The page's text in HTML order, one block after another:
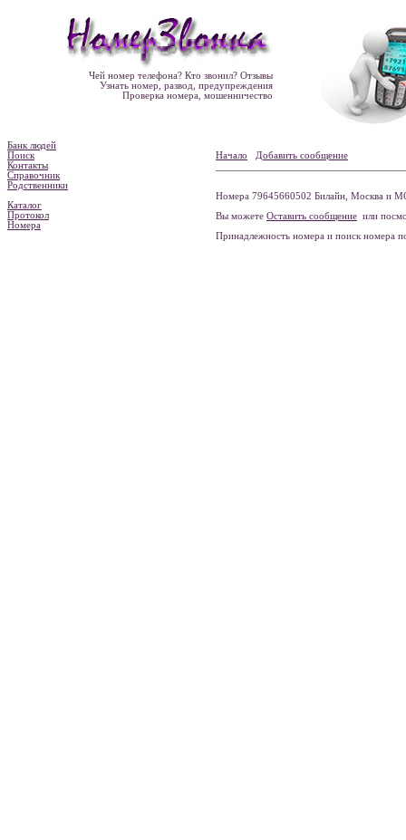
Чей номер телефона? Кто звонил? Отзывы
Узнать номер, развод, предупреждения
Проверка номера, мошенничество
Банк людей
Поиск
Контакты
Справочник
Родственники
Каталог
Протокол
Номера
Начало Добавить сообщение
Номера 79645660502 Билайн, Москва и
Вы можете Оставить сообщение или
Принадлежность номера и поиск номера